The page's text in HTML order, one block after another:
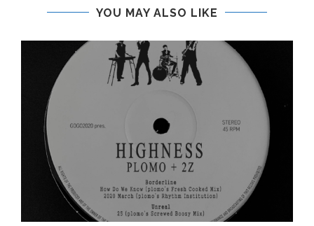
YOU MAY ALSO LIKE